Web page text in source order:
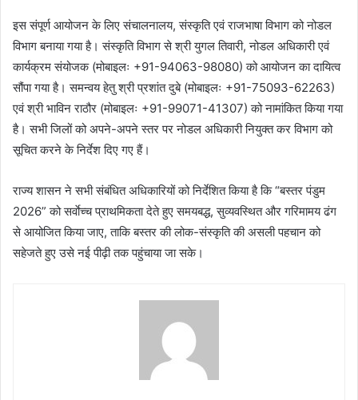
इस संपूर्ण आयोजन के लिए संचालनालय, संस्कृति एवं राजभाषा विभाग को नोडल
विभाग बनाया गया है। संस्कृति विभाग से श्री युगल तिवारी, नोडल अधिकारी एवं
कार्यक्रम संयोजक (मोबाइलः +91-94063-98080) को आयोजन का दायित्व
सौंपा गया है। समन्वय हेतु श्री प्रशांत दुबे (मोबाइलः +91-75093-62263)
एवं श्री भाविन राठौर (मोबाइलः +91-99071-41307) को नामांकित किया गया
है। सभी जिलों को अपने-अपने स्तर पर नोडल अधिकारी नियुक्त कर विभाग को
सूचित करने के निर्देश दिए गए हैं।
राज्य शासन ने सभी संबंधित अधिकारियों को निर्देशित किया है कि “बस्तर पंडुम
2026” को सर्वाेच्च प्राथमिकता देते हुए समयबद्ध, सुव्यवस्थित और गरिमामय ढंग
से आयोजित किया जाए, ताकि बस्तर की लोक-संस्कृति की असली पहचान को
सहेजते हुए उसे नई पीढ़ी तक पहुंचाया जा सके।